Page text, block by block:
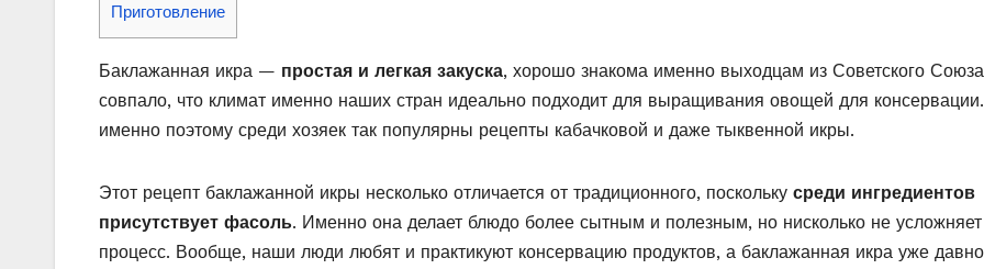
Приготовление
Баклажанная икра — простая и легкая закуска, хорошо знакома именно выходцам из Советского
совпало, что климат именно наших стран идеально подходит для выращивания овощей для
именно поэтому среди хозяек так популярны рецепты кабачковой и даже тыквенной икры.
Этот рецепт баклажанной икры несколько отличается от традиционного, поскольку среди ингредиентов
присутствует фасоль. Именно она делает блюдо более сытным и полезным, но нисколько не усложняет
процесс. Вообще, наши люди любят и практикуют консервацию продуктов, а баклажанная икра уже давно